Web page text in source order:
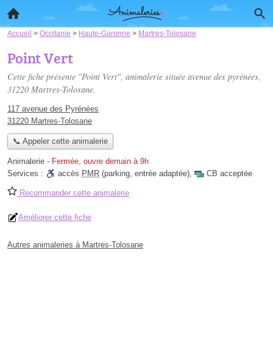
Accueil > Occitanie > Haute-Garonne > Martres-Tolosane
Point Vert
Cette fiche présente "Point Vert", animalerie située avenue des pyrénées,
31220 Martres-Tolosane.
117 avenue des Pyrénées
31220 Martres-Tolosane
📞 Appeler cette animalerie
Animalerie - Fermée, ouvre demain à 9h
Services :
accès PMR (parking, entrée adaptée), CB acceptée
Recommander cette animalerie
Améliorer cette fiche
Autres animaleries à Martres-Tolosane